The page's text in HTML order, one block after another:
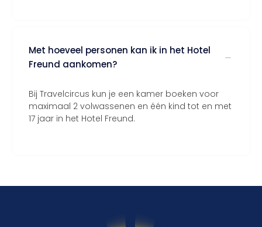
Met hoeveel personen kan ik in het Hotel
Freund aankomen?
Bij Travelcircus kun je een kamer boeken voor
maximaal 2 volwassenen en één kind tot en met
17 jaar in het Hotel Freund.